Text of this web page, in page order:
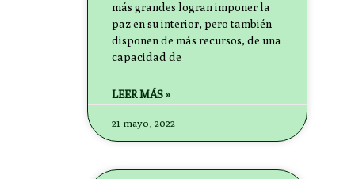
más grandes logran imponer la
paz en su interior, pero también
disponen de más recursos, de una
capacidad de
LEER MÁS »
21 mayo, 2022